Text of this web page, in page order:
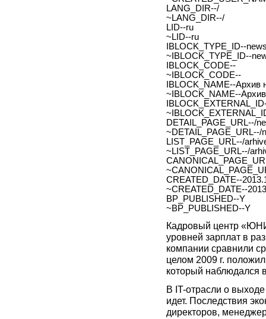
LANG_DIR--/
~LANG_DIR--/
LID--ru
~LID--ru
IBLOCK_TYPE_ID--
~IBLOCK_TYPE_ID--
IBLOCK_CODE--
~IBLOCK_CODE--
IBLOCK_NAME--Архив
~IBLOCK_NAME--
DETAIL_PAGE_URL--/
~DETAIL_PAGE_URL--/
LIST_PAGE_URL--/
~LIST_PAGE_URL--/
CREATED_DATE--
~CREATED_DATE--
BP_PUBLISHED--Y
~BP_PUBLISHED--Y
Кадровый центр
уровней зарплат в
компании сравнили
целом 2009 г.
который наблюдался
В IT-отрасли о
идет. Последствия
директоров,